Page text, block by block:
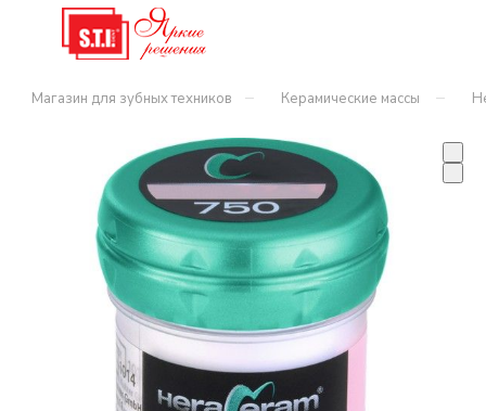
Магазин для зубных техников – Керамические массы –